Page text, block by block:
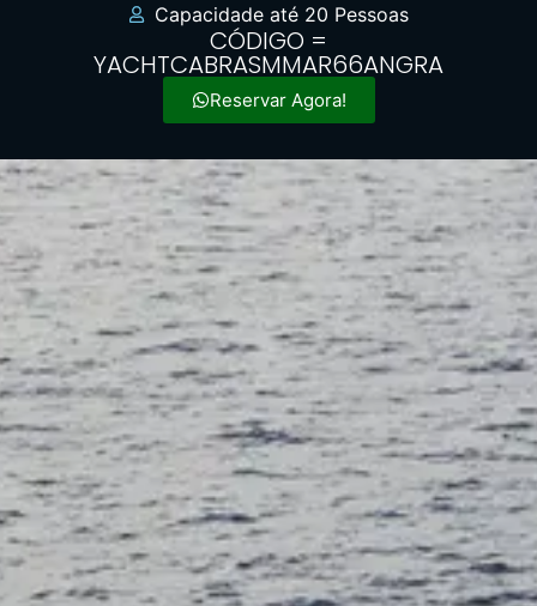
Capacidade até 20 Pessoas
CÓDIGO =
YACHTCABRASMMAR66ANGRA
Reservar Agora!